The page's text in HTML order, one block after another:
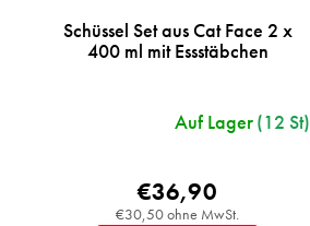
Schüssel Set aus Cat Face 2 x
400 ml mit Essstäbchen
Auf Lager(12 St)
€30,50 ohne MwSt.
€36,90